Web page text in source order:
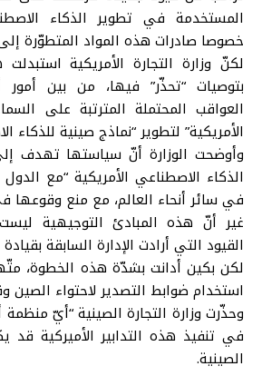
المستخدمة في تطوير الذكاء
خصوصا صادرات هذه المواد المتطوّرة
لكنّ وزارة التجارة الأمريكية
بتوصيات “تحذّر” فيها، من بين
العواقب المحتملة المترتبة على
الأمريكية” لتطوير “نماذج صينية للذكاء
وأوضحت الوزارة أنّ سياستها تهدف
الذكاء الاصطناعي الأمريكية “مع الدول
في سائر أنحاء العالم، مع منع وقوعها
غير أنّ هذه المبادئ التوجيهية
القيود التي أرادت الإدارة السابقة
لكن بكين أدانت بشدّة هذه الخطوة،
استخدام ضوابط التصدير لاحتواء الصين
وحذّرت وزارة التجارة الصينية “أيّ
في تنفيذ هذه التدابير الأميركية قد
الصينية.